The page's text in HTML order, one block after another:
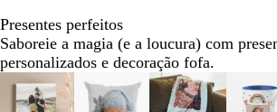
Presentes perfeitos
Saboreie a magia (e a loucura) com
personalizados e decoração fofa.
Novas opçõesNovas opções
Diapositivos